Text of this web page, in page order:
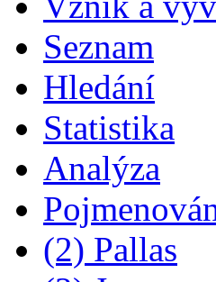
Seznam
Hledání
Statistika
Analýza
(2) Pallas